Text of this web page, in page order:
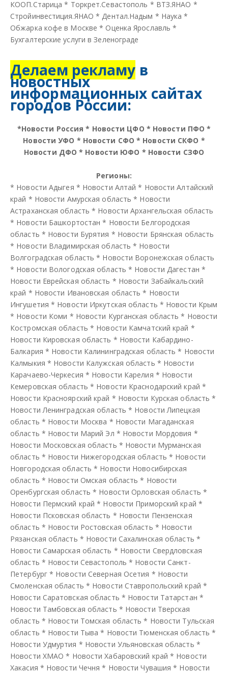
КООП.Старица * Торкрет.Севастополь * ВТЗ.ЯНАО *
Стройинвестиция.ЯНАО * Дентал.Надым * Наука *
Обжарка кофе в Москве * Оценка Ярославль *
Бухгалтерские услуги в Зеленограде
Делаем рекламу в
новостных
информационных сайтах
городов России:
*Новости Россия * Новости ЦФО * Новости ПФО *
Новости УФО * Новости СФО * Новости СКФО *
Новости ДФО * Новости ЮФО * Новости СЗФО
Регионы:
* Новости Адыгея * Новости Алтай * Новости Алтайский
край * Новости Амурская область * Новости
Астраханская область * Новости Архангельская область
* Новости Башкортостан * Новости Белгородская
область * Новости Бурятия * Новости Брянская область
* Новости Владимирская область * Новости
Волгоградская область * Новости Воронежская область
* Новости Вологодская область * Новости Дагестан *
Новости Еврейская область * Новости Забайкальский
край * Новости Ивановская область * Новости
Ингушетия * Новости Иркутская область * Новости Крым
* Новости Коми * Новости Курганская область * Новости
Костромская область * Новости Камчатский край *
Новости Кировская область * Новости Кабардино-
Балкария * Новости Калининградская область * Новости
Калмыкия * Новости Калужская область * Новости
Карачаево-Черкесия * Новости Карелия * Новости
Кемеровская область * Новости Краснодарский край *
Новости Красноярский край * Новости Курская область *
Новости Ленинградская область * Новости Липецкая
область * Новости Москва * Новости Магаданская
область * Новости Марий Эл * Новости Мордовия *
Новости Московская область * Новости Мурманская
область * Новости Нижегородская область * Новости
Новгородская область * Новости Новосибирская
область * Новости Омская область * Новости
Оренбургская область * Новости Орловская область *
Новости Пермский край * Новости Приморский край *
Новости Псковская область * Новости Пензенская
область * Новости Ростовская область * Новости
Рязанская область * Новости Сахалинская область *
Новости Самарская область * Новости Свердловская
область * Новости Севастополь * Новости Санкт-
Петербург* Новости Северная Осетия * Новости
Смоленская область * Новости Ставропольский край *
Новости Саратовская область * Новости Татарстан *
Новости Тамбовская область * Новости Тверская
область * Новости Томская область * Новости Тульская
область * Новости Тыва * Новости Тюменская область *
Новости Удмуртия * Новости Ульяновская область *
Новости ХМАО * Новости Хабаровский край * Новости
Хакасия * Новости Чечня * Новости Чувашия * Новости